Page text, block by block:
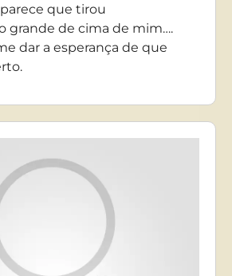
que tirou
grande de cima de mim….
dar a esperança de que